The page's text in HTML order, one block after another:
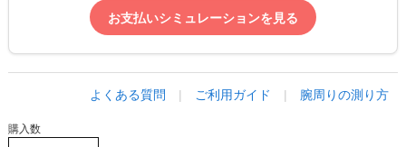
お支払いシミュレーションを見る
よくある質問 | ご利用ガイド | 腕周りの測り方
購入数